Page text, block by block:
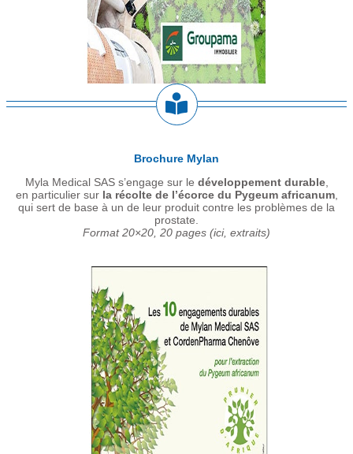
Brochure Mylan
Myla Medical SAS s’engage sur le développement durable,
en particulier sur la récolte de l’écorce du Pygeum africanum,
qui sert de base à un de leur produit contre les problèmes de la
prostate.
Format 20×20, 20 pages (ici, extraits)